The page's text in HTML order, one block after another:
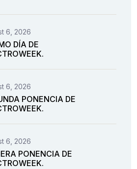
6, 2026
DÍA DE
6, 2026
PONENCIA DE
6, 2026
PONENCIA DE